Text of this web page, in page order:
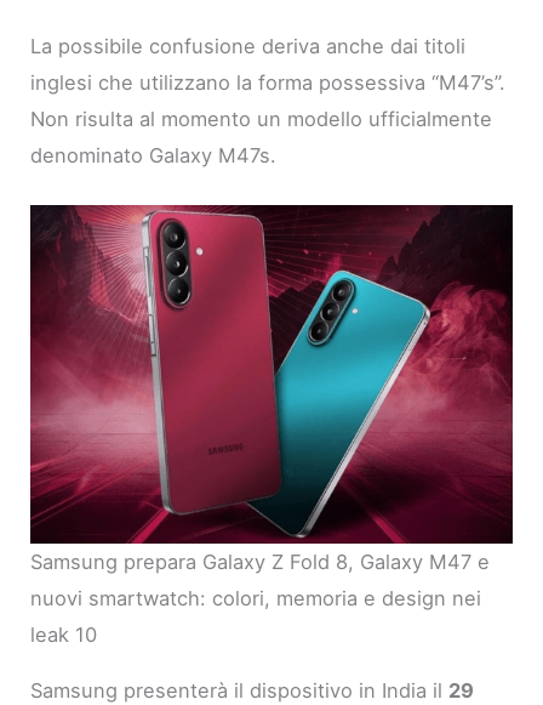
La possibile confusione deriva anche dai titoli
inglesi che utilizzano la forma possessiva “M47’s”.
Non risulta al momento un modello ufficialmente
denominato Galaxy M47s.
Samsung prepara Galaxy Z Fold 8, Galaxy M47 e
nuovi smartwatch: colori, memoria e design nei
leak 10
Samsung presenterà il dispositivo in India il 29